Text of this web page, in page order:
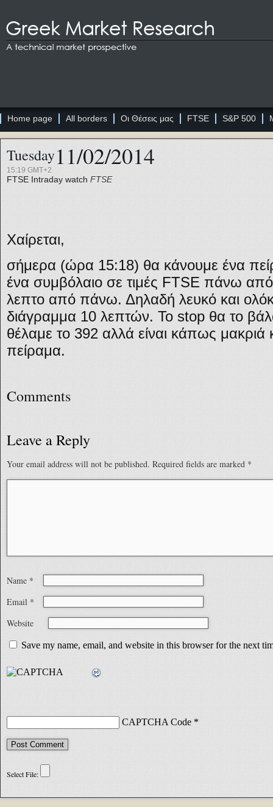
Home page All borders Οι Θέσεις μας FTSE S&P 500
Tuesday11/02/2014
15:19 GMT+2
FTSE Intraday watch FTSE
Χαίρεται,
σήμερα (ώρα 15:18) θα κάνουμε ένα
ένα συμβόλαιο σε τιμές FTSE πάνω
λεπτο από πάνω. Δηλαδή λευκό και
διάγραμμα 10 λεπτών. Το stop θα το
θέλαμε το 392 αλλά είναι κάπως μακριά
πείραμα.
Comments
Leave a Reply
Your email address will not be published. Required fields are marked *
Name *
Email *
Website
Save my name, email, and website in this browser for the next
CAPTCHA Code *